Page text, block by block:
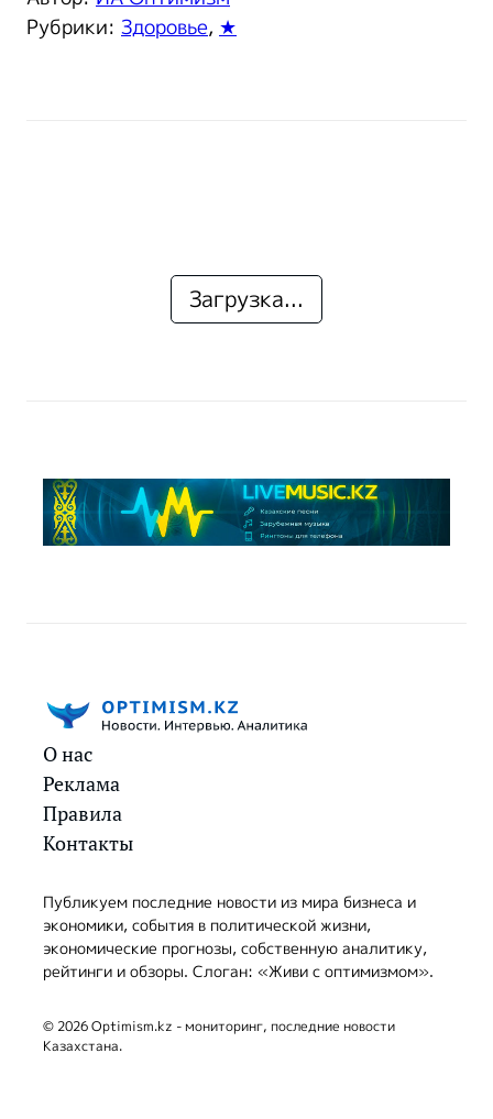
Рубрики: Здоровье, ★
Загрузка...
О нас
Реклама
Правила
Контакты
Публикуем последние новости из мира бизнеса и
экономики, события в политической жизни,
экономические прогнозы, собственную аналитику,
рейтинги и обзоры. Слоган: «Живи с оптимизмом».
© 2026 Optimism.kz - мониторинг, последние новости
Казахстана.